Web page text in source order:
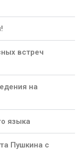
встреч
на
языка
Пушкина с